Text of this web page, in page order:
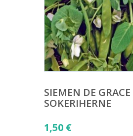
SIEMEN DE GRACE
SOKERIHERNE
1,50 €